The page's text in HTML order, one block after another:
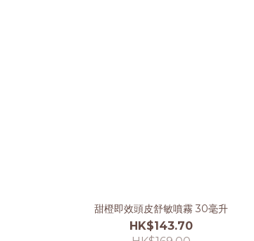
甜橙即效頭皮舒敏噴霧 30毫升
HK$143.70